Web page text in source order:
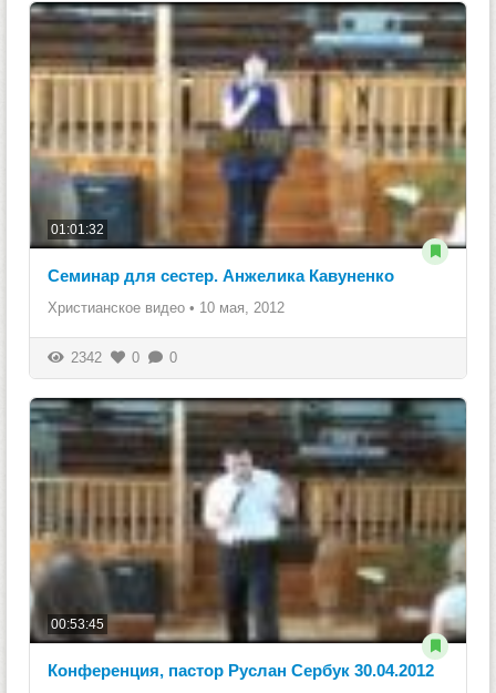
01:01:32
Семинар для сестер. Анжелика Кавуненко
Христианское видео • 10 мая, 2012
2342 0 0
00:53:45
Конференция, пастор Руслан Сербук 30.04.2012